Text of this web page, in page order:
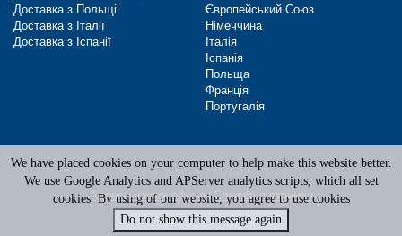
Доставка з Польщі
Доставка з Італії
Доставка з Іспанії
Європейський Союз
Німеччина
Італія
Іспанія
Польща
Франція
Португалія
Terms of Service
Privacy Policy
Адреси наших офісів|Служба підтримки
We have placed cookies on your computer to help make this website better.
We use Google Analytics and APServer analytics scripts, which all set
cookies. By using of our website, you agree to use cookies
Do not show this message again